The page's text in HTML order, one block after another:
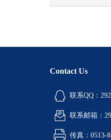
Contact Us
联系QQ：
联系邮箱：
传真：0513-